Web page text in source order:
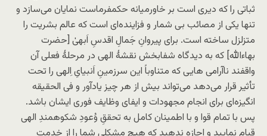
ثباتی را که دیری است بر خاورمیانه حکمفرماست نمایان می‌سازد و
تنها یکی از مصائب بی شمار و فزاینده‌ای است که عالم بشریت را
متزلزل ساخته است. برای پیروانِ جَمالِ اقدسِ اَبهیٰ [حضرت
بهاءالله] که به دیدگاه شفابخش نقشۀ الهی در مرحلۀ فعلی آن
واقفند ناآرامی هایی که متناوباً این سرزمینِ اَنبیایِ اِلهی را تحت
تأثیر قرار می‌دهد می‌تواند بیش از هر چیز یادآور و فی الحقیقه
انگیزه‌ای برای انجام مجهودات و ایفای وظایف فوری ایشان باشد.
پس با تمام قوا و با اطمینان کامل به تحققِ وُعودِ شکوهمندِ الهی